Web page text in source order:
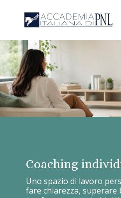
Coaching
Uno spazio di lavoro
fare chiarezza, superare